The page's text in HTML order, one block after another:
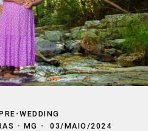
WEDDING
- MG
03/MAIO/2024